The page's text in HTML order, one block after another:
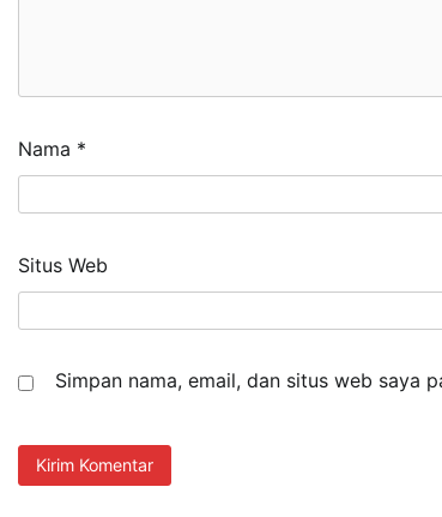
Nama *
Situs Web
Simpan nama, email, dan situs web saya